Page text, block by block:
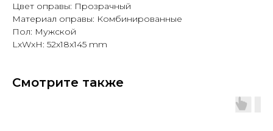
Цвет оправы: Прозрачный
Материал оправы: Комбинированные
Пол: Мужской
LxWxH: 52x18x145 mm
Смотрите также